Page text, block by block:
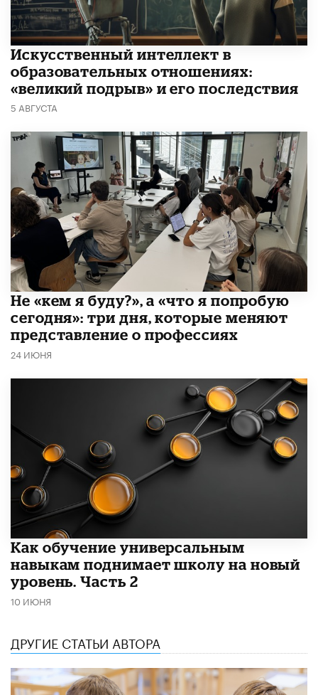
​Искусственный интеллект в
образовательных отношениях:
«великий подрыв» и его последствия
5 АВГУСТА
Не «кем я буду?», а «что я попробую
сегодня»: три дня, которые меняют
представление о профессиях
24 ИЮНЯ
​Как обучение универсальным
навыкам поднимает школу на новый
уровень. Часть 2
10 ИЮНЯ
ДРУГИЕ СТАТЬИ АВТОРА